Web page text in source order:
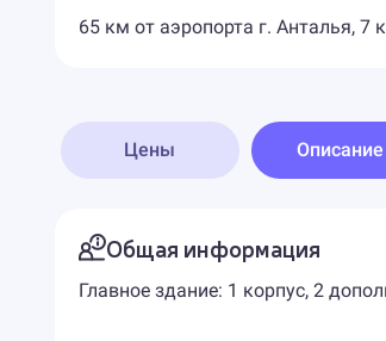
65 км от аэропорта г. Анталья,
Цены Описание
Общая информация
Главное здание: 1 корпус, 2